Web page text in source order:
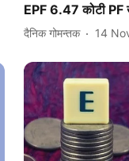
EPF 6.47 कोटी PF
दैनिक गोमन्तक 14